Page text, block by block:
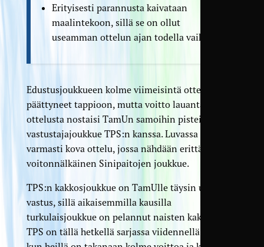
Erityisesti parannusta kaivataan
maalintekoon, sillä se on ollut
useamman ottelun ajan todella vaikeaa.
Edustusjoukkueen kolme viimeisintä ottelua ovat
päättyneet tappioon, mutta voitto lauantain
ottelusta nostaisi TamUn samoihin pisteisiin
vastustajajoukkue TPS:n kanssa. Luvassa on
varmasti kova ottelu, jossa nähdään erittäin
voitonnälkäinen Sinipaitojen joukkue.
TPS:n kakkosjoukkue on TamUlle täysin uusi
vastus, sillä aikaisemmilla kausilla
turkulaisjoukkue on pelannut naisten kakkosessa.
TPS on tällä hetkellä sarjassa viidennellä sijalla,